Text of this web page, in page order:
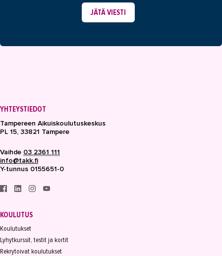
JÄTÄ VIESTI
YHTEYSTIEDOT
Tampereen Aikuiskoulutuskeskus
PL 15, 33821 Tampere
Vaihde 03 2361 111
info@takk.fi
Y-tunnus 0155651-0
KOULUTUS
Koulutukset
Lyhytkurssit, testit ja kortit
Rekrytoivat koulutukset